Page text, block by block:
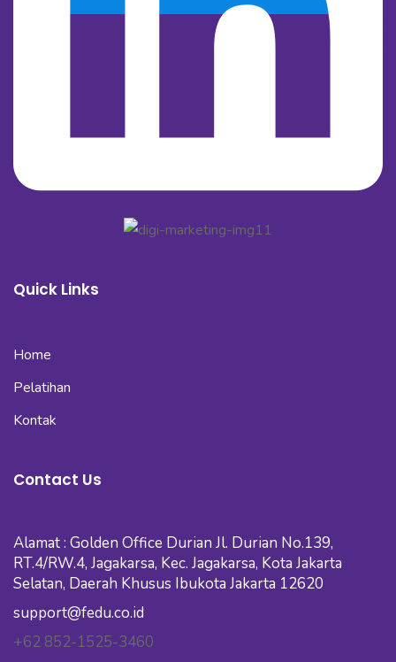
Quick Links
Home
Pelatihan
Kontak
Contact Us
Alamat : Golden Office Durian Jl. Durian No.139,
RT.4/RW.4, Jagakarsa, Kec. Jagakarsa, Kota Jakarta
Selatan, Daerah Khusus Ibukota Jakarta 12620
support@fedu.co.id
+62 852-1525-3460